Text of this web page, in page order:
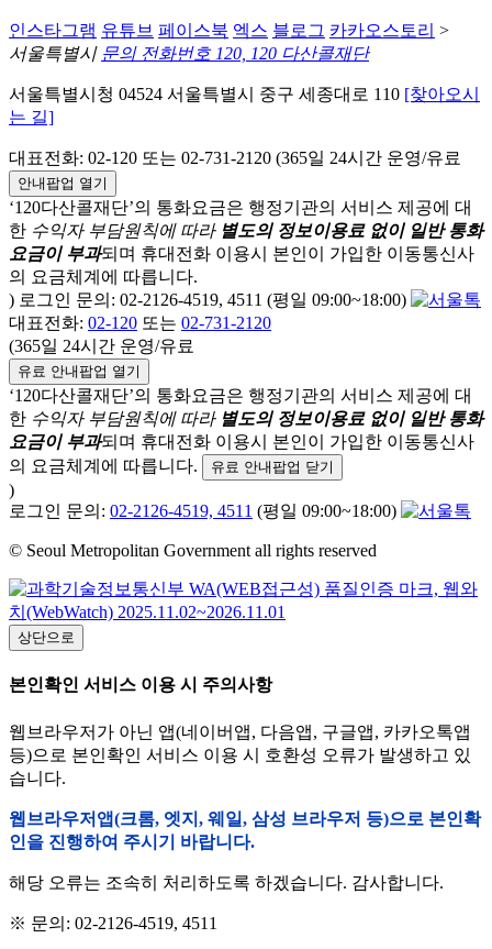
인스타그램 유튜브 페이스북 엑스 블로그 카카오스토리 >
서울특별시 문의 전화번호 120, 120 다산콜재단
서울특별시청 04524 서울특별시 중구 세종대로 110 [찾아오시
는 길]
대표전화: 02-120 또는 02-731-2120 (365일 24시간 운영/유료
안내팝업 열기
‘120다산콜재단’의 통화요금은 행정기관의 서비스 제공에 대
한 수익자 부담원칙에 따라 별도의 정보이용료 없이 일반 통화
요금이 부과되며 휴대전화 이용시 본인이 가입한 이동통신사
의 요금체계에 따릅니다.
) 로그인 문의: 02-2126-4519, 4511 (평일 09:00~18:00)
대표전화: 02-120 또는 02-731-2120
(365일 24시간 운영/유료
유료 안내팝업 열기
‘120다산콜재단’의 통화요금은 행정기관의 서비스 제공에 대
한 수익자 부담원칙에 따라 별도의 정보이용료 없이 일반 통화
요금이 부과되며 휴대전화 이용시 본인이 가입한 이동통신사
의 요금체계에 따릅니다.
유료 안내팝업 닫기
)
로그인 문의: 02-2126-4519, 4511 (평일 09:00~18:00)
© Seoul Metropolitan Government all rights reserved
상단으로
본인확인 서비스 이용 시 주의사항
웹브라우저가 아닌 앱(네이버앱, 다음앱, 구글앱, 카카오톡앱
등)으로 본인확인 서비스 이용 시 호환성 오류가 발생하고 있
습니다.
웹브라우저앱(크롬, 엣지, 웨일, 삼성 브라우저 등)으로 본인확
인을 진행하여 주시기 바랍니다.
해당 오류는 조속히 처리하도록 하겠습니다. 감사합니다.
※ 문의: 02-2126-4519, 4511